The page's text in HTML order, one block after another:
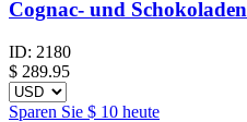
Cognac- und
ID: 2180
$ 289.95
Sparen Sie $ 10 heute